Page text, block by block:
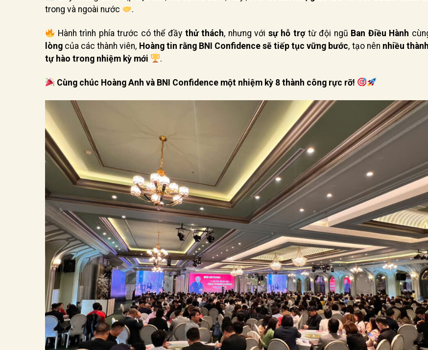
trong và ngoài nước
.
Hành trình phía trước có thể đầy thử thách, nhưng với sự hỗ trợtừ đội ngũ Ban Điều Hành
lòng của các thành viên, Hoàng tin rằng BNI Confidence sẽ tiếp tục vững bước, tạo nên nhiều
tự hào trong nhiệm kỳ mới
.
Cùng chúc Hoàng Anh và BNI Confidence một nhiệm kỳ 8 thành công rực rỡ!